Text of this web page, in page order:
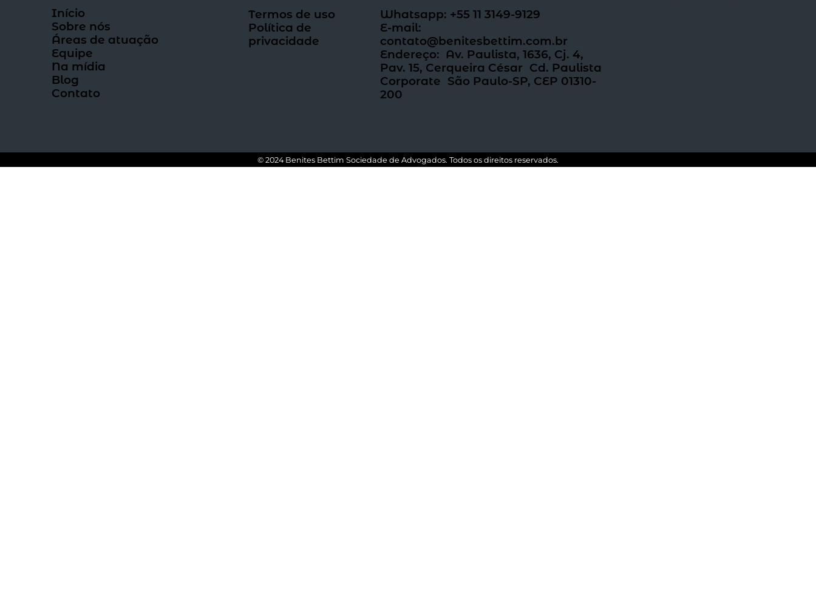
Início
Sobre nós
Áreas de atuação
Equipe
Na mídia
Blog
Contato
Termos de uso
Política de
privacidade
Whatsapp: +55 11 3149-9129
E-mail:
contato@benitesbettim.com.br
Endereço: Av. Paulista, 1636, Cj. 4,
Pav. 15, Cerqueira César Cd. Paulista
Corporate São Paulo-SP, CEP 01310-
200
© 2024 Benites Bettim Sociedade de Advogados. Todos os direitos reservados.